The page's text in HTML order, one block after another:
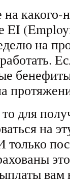
какого-
EI
на
для
на
вам